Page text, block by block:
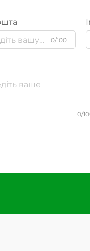
0/100
0/